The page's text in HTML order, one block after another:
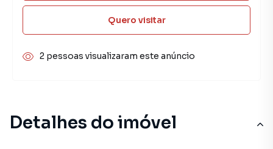
Detalhes do imóvel
Quero visitar
2 pessoas visualizaram este anúncio